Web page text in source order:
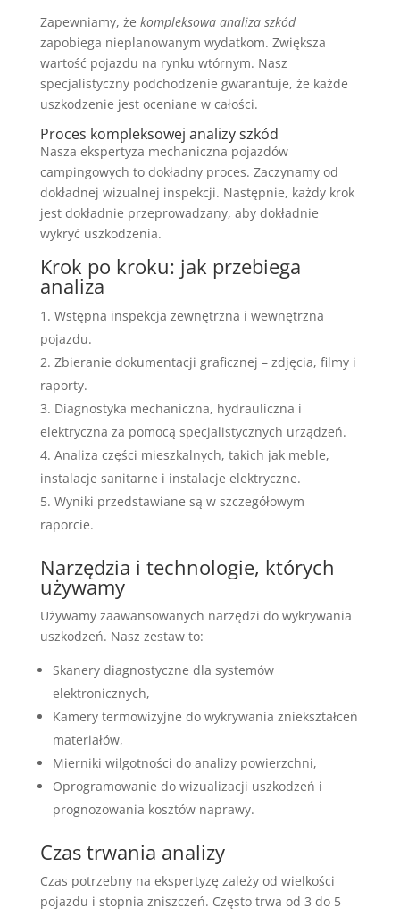
Zapewniamy, że kompleksowa analiza szkód
zapobiega nieplanowanym wydatkom. Zwiększa
wartość pojazdu na rynku wtórnym. Nasz
specjalistyczny podchodzenie gwarantuje, że każde
uszkodzenie jest oceniane w całości.
Proces kompleksowej analizy szkód
Nasza ekspertyza mechaniczna pojazdów
campingowych to dokładny proces. Zaczynamy od
dokładnej wizualnej inspekcji. Następnie, każdy krok
jest dokładnie przeprowadzany, aby dokładnie
wykryć uszkodzenia.
Krok po kroku: jak przebiega
analiza
Wstępna inspekcja zewnętrzna i wewnętrzna
pojazdu.
Zbieranie dokumentacji graficznej – zdjęcia, filmy i
raporty.
Diagnostyka mechaniczna, hydrauliczna i
elektryczna za pomocą specjalistycznych urządzeń.
Analiza części mieszkalnych, takich jak meble,
instalacje sanitarne i instalacje elektryczne.
Wyniki przedstawiane są w szczegółowym
raporcie.
Narzędzia i technologie, których
używamy
Używamy zaawansowanych narzędzi do wykrywania
uszkodzeń. Nasz zestaw to:
Skanery diagnostyczne dla systemów
elektronicznych,
Kamery termowizyjne do wykrywania zniekształceń
materiałów,
Mierniki wilgotności do analizy powierzchni,
Oprogramowanie do wizualizacji uszkodzeń i
prognozowania kosztów naprawy.
Czas trwania analizy
Czas potrzebny na ekspertyzę zależy od wielkości
pojazdu i stopnia zniszczeń. Często trwa od 3 do 5